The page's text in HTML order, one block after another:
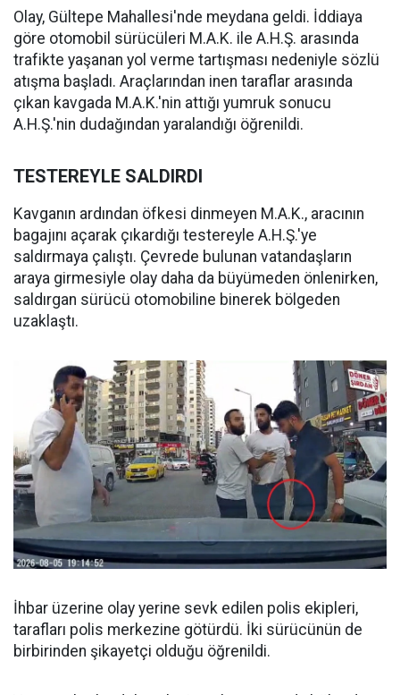
Olay, Gültepe Mahallesi'nde meydana geldi. İddiaya
göre otomobil sürücüleri M.A.K. ile A.H.Ş. arasında
trafikte yaşanan yol verme tartışması nedeniyle sözlü
atışma başladı. Araçlarından inen taraflar arasında
çıkan kavgada M.A.K.'nin attığı yumruk sonucu
A.H.Ş.'nin dudağından yaralandığı öğrenildi.
TESTEREYLE SALDIRDI
Kavganın ardından öfkesi dinmeyen M.A.K., aracının
bagajını açarak çıkardığı testereyle A.H.Ş.'ye
saldırmaya çalıştı. Çevrede bulunan vatandaşların
araya girmesiyle olay daha da büyümeden önlenirken,
saldırgan sürücü otomobiline binerek bölgeden
uzaklaştı.
İhbar üzerine olay yerine sevk edilen polis ekipleri,
tarafları polis merkezine götürdü. İki sürücünün de
birbirinden şikayetçi olduğu öğrenildi.